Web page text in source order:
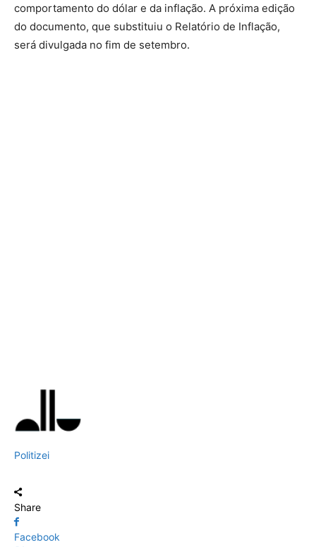
comportamento do dólar e da inflação. A próxima edição
do documento, que substituiu o Relatório de Inflação,
será divulgada no fim de setembro.
Politizei
Share
Facebook